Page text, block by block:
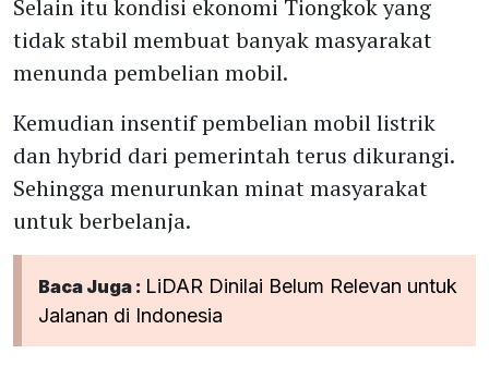
Selain itu kondisi ekonomi Tiongkok yang
tidak stabil membuat banyak masyarakat
menunda pembelian mobil.
Kemudian insentif pembelian mobil listrik
dan hybrid dari pemerintah terus dikurangi.
Sehingga menurunkan minat masyarakat
untuk berbelanja.
Baca Juga : LiDAR Dinilai Belum Relevan untuk
Jalanan di Indonesia